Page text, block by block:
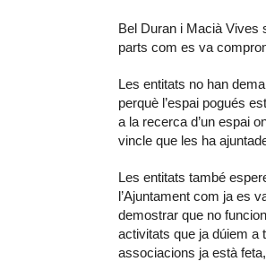
Bel Duran i Macià Vives
parts com es va
Les entitats no han
perquè l’espai pogués
a la recerca d’un espai
vincle que les ha
Les entitats també
l’Ajuntament com ja es
demostrar que no
activitats que ja dúiem a
associacions ja està